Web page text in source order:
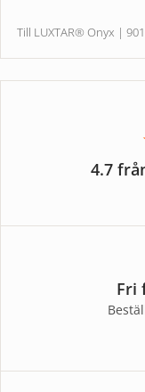
Till LUXTAR® Onyx |
4.7
Fri